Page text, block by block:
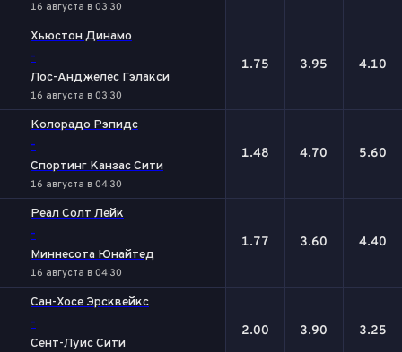
16 августа в 03:30
Хьюстон Динамо
-
Лос-Анджелес Гэлакси
16 августа в 03:30
1.75 3.95 4.10
Колорадо Рэпидс
-
Спортинг Канзас Сити
16 августа в 04:30
1.48 4.70 5.60
Реал Солт Лейк
-
Миннесота Юнайтед
16 августа в 04:30
1.77 3.60 4.40
Сан-Хосе Эрсквейкс
-
Сент-Луис Сити
2.00 3.90 3.25